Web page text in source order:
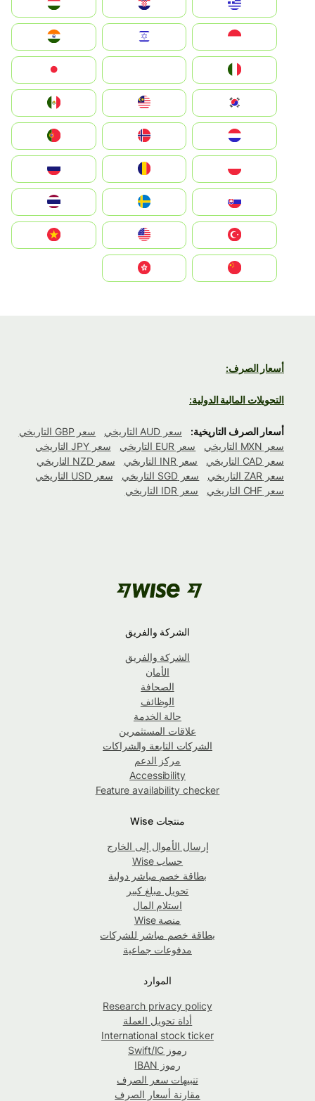
Hrvatska
Magyarország
Indonesia
South Korea
Nederland
Portugal
România
Slovensko
United States
Vietnam
أسعار الصرف:
التحويلات المالية الدولية:
أسعار الصرف التاريخية: سعر AUD التاريخي
سعر GBP التاريخي
سعر MXN التاريخي
سعر EUR التاريخي
سعر JPY التاريخي
سعر CAD التاريخي
سعر INR التاريخي
سعر NZD التاريخي
سعر ZAR التاريخي
سعر SGD التاريخي
سعر USD التاريخي
سعر CHF التاريخي
سعر IDR التاريخي
الشركة والفريق
الشركة والفريق
الأمان
الصحافة
الوظائف
حالة الخدمة
علاقات المستثمرين
الشركات التابعة والشراكات
مركز الدعم
Accessibility
Feature availability checker
منتجات Wise
إرسال الأموال إلى الخارج
حساب Wise
بطاقة خصم مباشر دولية
تحويل مبلغ كبير
استلام المال
منصة Wise
بطاقة خصم مباشر للشركات
مدفوعات جماعية
الموارد
Research privacy policy
أداة تحويل العملة
International stock ticker
رموز Swift/IC
رموز IBAN
تنبيهات سعر الصرف
مقارنة أسعار الصرف